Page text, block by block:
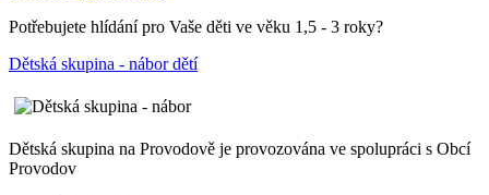
Potřebujete hlídání pro Vaše děti ve věku 1,5 - 3 roky?
Dětská skupina - nábor dětí
Dětská skupina na Provodově je provozována ve spolupráci s Obcí
Provodov